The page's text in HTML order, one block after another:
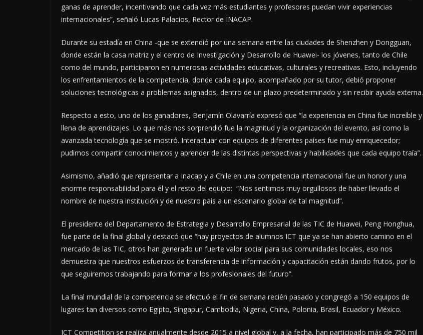
ganas de aprender, incentivando que cada vez más estudiantes y profesores puedan vivir experiencias
internacionales”, señaló Lucas Palacios, Rector de INACAP.
Durante su estadía en China -que se extendió por una semana entre las ciudades de Shenzhen y Dongguan,
donde están la casa matriz y el centro de Investigación y Desarrollo de Huawei- los jóvenes, tanto de Chile
como del mundo, participaron en numerosas actividades educativas, culturales y recreativas. Esto, incluyendo
los enfrentamientos de la competencia, donde cada equipo, acompañado por su tutor, debió proponer
soluciones tecnológicas a problemas asignados, dentro de un plazo predeterminado y sin recibir ayuda externa.
Respecto a esto, uno de los ganadores, Benjamín Olavarría expresó que “la experiencia en China fue increíble y
llena de aprendizajes. Lo que más nos sorprendió fue la magnitud y la organización del evento, así como la
avanzada tecnología que se mostró. Interactuar con equipos de diferentes países fue muy enriquecedor;
pudimos compartir conocimientos y aprender de las distintas perspectivas y habilidades que cada equipo traía”.
Asimismo, añadió que representar a Inacap y a Chile en una competencia internacional fue un honor y una
enorme responsabilidad para él y el resto del equipo: “Nos sentimos muy orgullosos de haber llevado el
nombre de nuestra institución y de nuestro país a un escenario global de tal magnitud”.
El presidente del Departamento de Estrategia y Desarrollo Empresarial de las TIC de Huawei, Peng Honghua,
fue parte de la final global y destacó que “hay proyectos de alumnos ICT que ya se han abierto camino en el
mercado de las TIC, otros han generado un fuerte valor social para sus comunidades locales, eso nos
demuestra que nuestros esfuerzos de transferencia de información y capacitación están dando frutos, por lo
que seguiremos trabajando para formar a los profesionales del futuro”.
La final mundial de la competencia se efectuó el fin de semana recién pasado y congregó a 150 equipos de
lugares tan diversos como Egipto, Singapur, Cambodia, Nigeria, China, Polonia, Brasil, Ecuador y México.
ICT Competition se realiza anualmente desde 2015 a nivel global y, a la fecha, han participado más de 750 mil